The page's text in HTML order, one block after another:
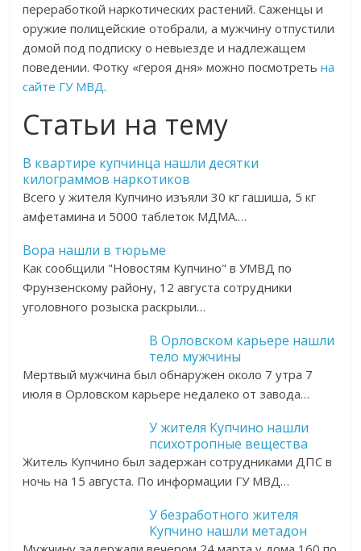
переработкой наркотических растений. Саженцы и
оружие полицейские отобрали, а мужчину отпустили
домой под подписку о невыезде и надлежащем
поведении. Фотку «героя дня» можно посмотретьна
сайте ГУ МВД.
Статьи на тему
В квартире купчинца нашли десятки
килограммов наркотиков
Всего у жителя Купчино изъяли 30 кг гашиша, 5 кг
амфетамина и 5000 таблеток МДМА.…
Вора нашли в тюрьме
Как сообщили "Новостям Купчино" в УМВД по
Фрунзенскому району, 12 августа сотрудники
уголовного розыска раскрыли…
В Орловском карьере нашли
тело мужчины
Мертвый мужчина был обнаружен около 7 утра 7
июля в Орловском карьере недалеко от завода…
У жителя Купчино нашли
психотропные вещества
Житель Купчино был задержан сотрудниками ДПС в
ночь на 15 августа. По информации ГУ МВД…
У безработного жителя
Купчино нашли метадон